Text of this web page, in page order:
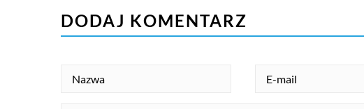
DODAJ KOMENTARZ